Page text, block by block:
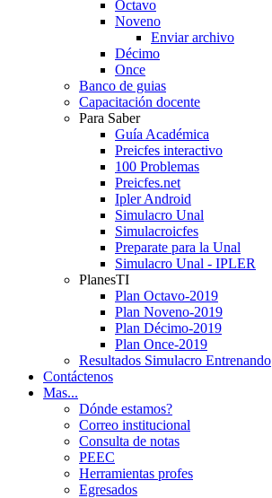
Octavo
Noveno
Enviar archivo
Décimo
Once
Banco de guias
Capacitación docente
Para Saber
Guía Académica
Preicfes interactivo
100 Problemas
Preicfes.net
Ipler Android
Simulacro Unal
Simulacroicfes
Preparate para la Unal
Simulacro Unal - IPLER
PlanesTI
Plan Octavo-2019
Plan Noveno-2019
Plan Décimo-2019
Plan Once-2019
Resultados Simulacro Entrenando
Contáctenos
Mas...
Dónde estamos?
Correo institucional
Consulta de notas
PEEC
Herramientas profes
Egresados